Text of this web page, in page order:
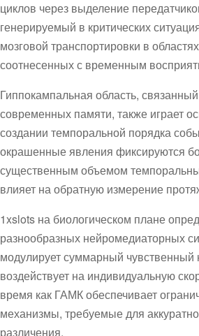
циклов через выделение
генерируемый в критических
мозговой транспортировки в
соотнесенных с временным
Гиппокампальная область,
современных памяти, также играет
создании темпоральной порядка
окрашенные явления фиксируются
существенным объемом
влияет на обратную измерение
1xslots на биологическом плане
разнообразных нейромедиаторных
модулирует суммарный чувственный
воздействует на индивидуальную
время как ГАМК обеспечивает
механизмы, требуемые для
различения.